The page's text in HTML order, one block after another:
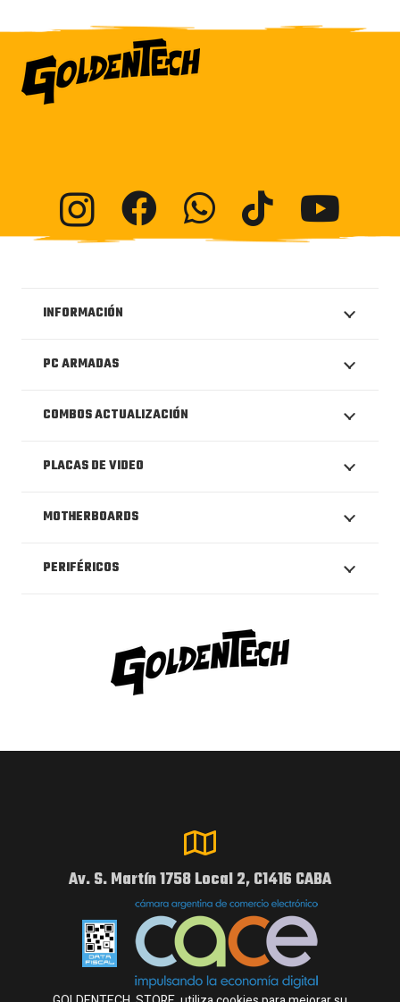
INFORMACIÓN
PC ARMADAS
COMBOS ACTUALIZACIÓN
PLACAS DE VIDEO
MOTHERBOARDS
PERIFÉRICOS
Av. S. Martín 1758 Local 2, C1416 CABA